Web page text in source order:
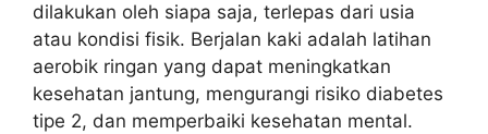
dilakukan oleh siapa saja, terlepas dari usia
atau kondisi fisik. Berjalan kaki adalah latihan
aerobik ringan yang dapat meningkatkan
kesehatan jantung, mengurangi risiko diabetes
tipe 2, dan memperbaiki kesehatan mental.